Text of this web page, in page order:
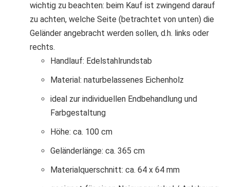
wichtig zu beachten: beim Kauf ist zwingend darauf
zu achten, welche Seite (betrachtet von unten) die
Geländer angebracht werden sollen, d.h. links oder
rechts.
Handlauf: Edelstahlrundstab
Material: naturbelassenes Eichenholz
ideal zur individuellen Endbehandlung und
Farbgestaltung
Höhe: ca. 100 cm
Geländerlänge: ca. 365 cm
Materialquerschnitt: ca. 64 x 64 mm